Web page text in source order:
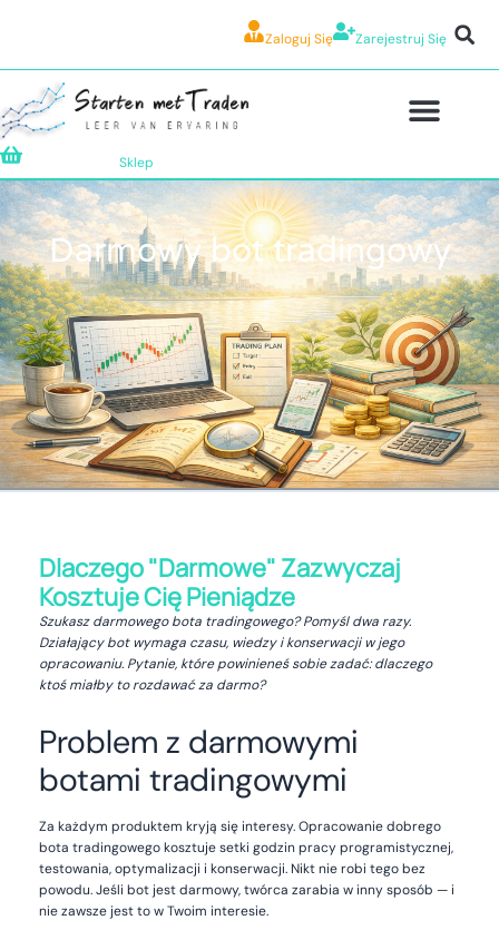
Zaloguj Się Zarejestruj Się
Sklep
Darmowy bot tradingowy
Dlaczego "Darmowe" Zazwyczaj
Kosztuje Cię Pieniądze
Szukasz darmowego bota tradingowego? Pomyśl dwa razy.
Działający bot wymaga czasu, wiedzy i konserwacji w jego
opracowaniu. Pytanie, które powinieneś sobie zadać: dlaczego
ktoś miałby to rozdawać za darmo?
Problem z darmowymi
botami tradingowymi
Za każdym produktem kryją się interesy. Opracowanie dobrego
bota tradingowego kosztuje setki godzin pracy programistycznej,
testowania, optymalizacji i konserwacji. Nikt nie robi tego bez
powodu. Jeśli bot jest darmowy, twórca zarabia w inny sposób — i
nie zawsze jest to w Twoim interesie.